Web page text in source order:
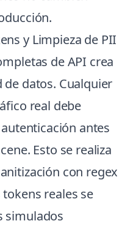
y Limpieza de PII
de API crea
datos. Cualquier
real debe
antes
Esto se realiza
con regex
reales se
simulados